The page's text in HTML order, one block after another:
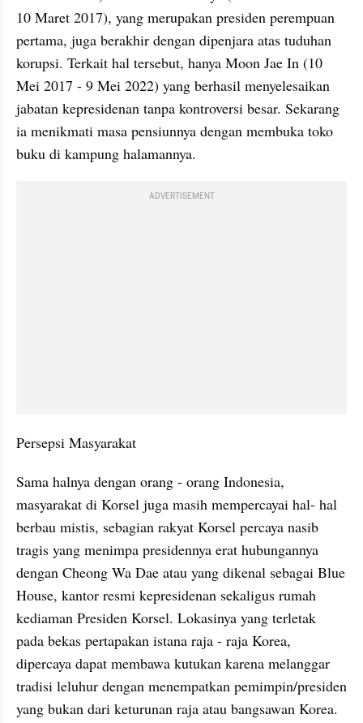
10 Maret 2017), yang merupakan presiden perempuan
pertama, juga berakhir dengan dipenjara atas tuduhan
korupsi. Terkait hal tersebut, hanya Moon Jae In (10
Mei 2017 - 9 Mei 2022) yang berhasil menyelesaikan
jabatan kepresidenan tanpa kontroversi besar. Sekarang
ia menikmati masa pensiunnya dengan membuka toko
buku di kampung halamannya.
ADVERTISEMENT
Persepsi Masyarakat
Sama halnya dengan orang - orang Indonesia,
masyarakat di Korsel juga masih mempercayai hal- hal
berbau mistis, sebagian rakyat Korsel percaya nasib
tragis yang menimpa presidennya erat hubungannya
dengan Cheong Wa Dae atau yang dikenal sebagai Blue
House, kantor resmi kepresidenan sekaligus rumah
kediaman Presiden Korsel. Lokasinya yang terletak
pada bekas pertapakan istana raja - raja Korea,
dipercaya dapat membawa kutukan karena melanggar
tradisi leluhur dengan menempatkan pemimpin/presiden
yang bukan dari keturunan raja atau bangsawan Korea.